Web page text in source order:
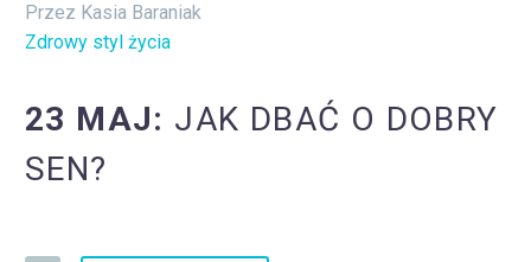
Przez Kasia Baraniak
Zdrowy styl życia
23 MAJ: JAK DBAĆ O DOBRY
SEN?